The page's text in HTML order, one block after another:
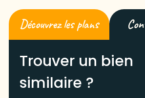
Découvrez les plans
Trouver un bien
similaire ?